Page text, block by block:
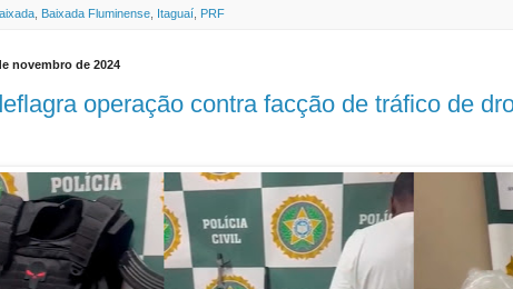
Baixada Fluminense Itaguaí PRF
novembro de 2024
operação contra facção de tráfico de